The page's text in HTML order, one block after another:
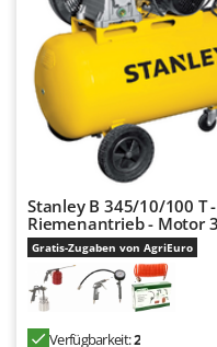
Stanley B 345/10/100 T
Riemenantrieb - Motor
Gratis-Zugaben von AgriEuro
Verfügbarkeit:2